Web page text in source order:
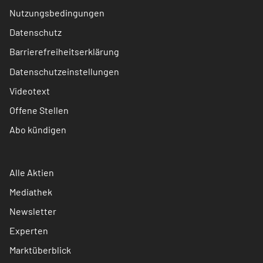
Nutzungsbedingungen
Datenschutz
Barrierefreiheitserklärung
Datenschutzeinstellungen
Videotext
Offene Stellen
Abo kündigen
Alle Aktien
Mediathek
Newsletter
Experten
Marktüberblick